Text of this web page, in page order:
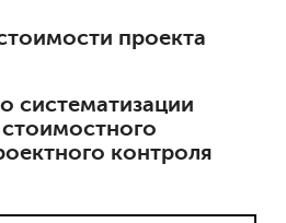
проекта
систематизации
контроля